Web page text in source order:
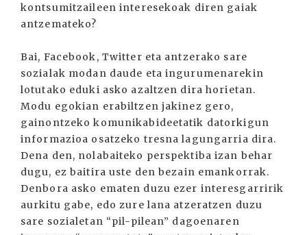
kontsumitzaileen interesekoak diren gaiak
antzemateko?
Bai, Facebook, Twitter eta antzerako sare
sozialak modan daude eta ingurumenarekin
lotutako eduki asko azaltzen dira horietan.
Modu egokian erabiltzen jakinez gero,
gainontzeko komunikabideetatik datorkigun
informazioa osatzeko tresna lagungarria dira.
Dena den, nolabaiteko perspektiba izan behar
dugu, ez baitira uste den bezain emankorrak.
Denbora asko ematen duzu ezer interesgarririk
aurkitu gabe, edo zure lana atzeratzen duzu
sare sozialetan “pil-pilean” dagoenaren